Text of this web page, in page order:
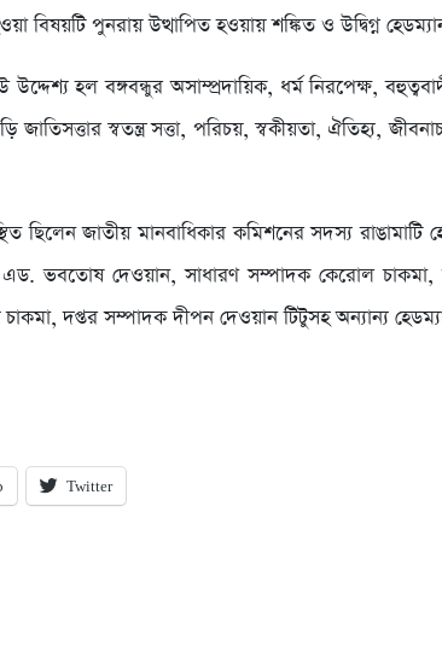
বিষয়টি পুনরায় উত্থাপিত হওয়ায় শঙ্কিত ও উদ্বিগ্ন
হল বঙ্গবন্ধুর অসাম্প্রদায়িক, ধর্ম নিরপেক্ষ,
জাতিসত্তার স্বতন্ত্র সত্তা, পরিচয়, স্বকীয়তা, ঐতিহ্য,
ছিলেন জাতীয় মানবাধিকার কমিশনের সদস্য
ভবতোষ দেওয়ান, সাধারণ সম্পাদক কেরোল চাকমা,
দপ্তর সম্পাদক দীপন দেওয়ান টিটুসহ অন্যান্য
Twitter